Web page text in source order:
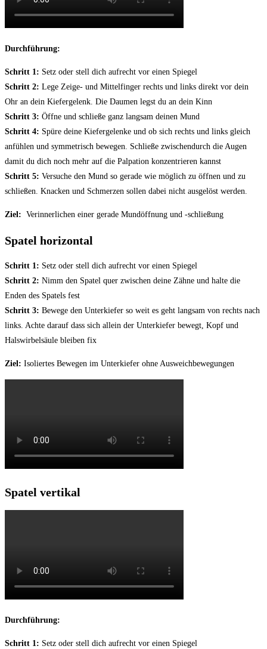
Durchführung:
Schritt 1: Setz oder stell dich aufrecht vor einen Spiegel
Schritt 2: Lege Zeige- und Mittelfinger rechts und links direkt vor dein
Ohr an dein Kiefergelenk. Die Daumen legst du an dein Kinn
Schritt 3: Öffne und schließe ganz langsam deinen Mund
Schritt 4: Spüre deine Kiefergelenke und ob sich rechts und links gleich
anfühlen und symmetrisch bewegen. Schließe zwischendurch die Augen
damit du dich noch mehr auf die Palpation konzentrieren kannst
Schritt 5: Versuche den Mund so gerade wie möglich zu öffnen und zu
schließen. Knacken und Schmerzen sollen dabei nicht ausgelöst werden.
Ziel: Verinnerlichen einer gerade Mundöffnung und -schließung
Spatel horizontal
Schritt 1: Setz oder stell dich aufrecht vor einen Spiegel
Schritt 2: Nimm den Spatel quer zwischen deine Zähne und halte die
Enden des Spatels fest
Schritt 3: Bewege den Unterkiefer so weit es geht langsam von rechts nach
links. Achte darauf dass sich allein der Unterkiefer bewegt, Kopf und
Halswirbelsäule bleiben fix
Ziel: Isoliertes Bewegen im Unterkiefer ohne Ausweichbewegungen
Spatel vertikal
Durchführung:
Schritt 1: Setz oder stell dich aufrecht vor einen Spiegel